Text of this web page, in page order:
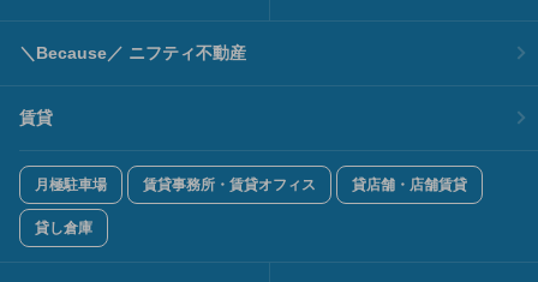
＼Because／ ニフティ不動産
賃貸
月極駐車場 賃貸事務所・賃貸オフィス 貸店舗・店舗賃貸
貸し倉庫